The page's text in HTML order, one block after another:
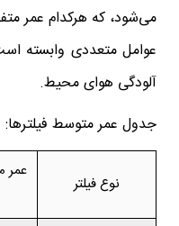
می‌شود، که هرکدام عمر
عوامل متعددی وابسته
آلودگی هوای محیط.
جدول عمر متوسط فیلترها:
نوع فیلتر
عمر